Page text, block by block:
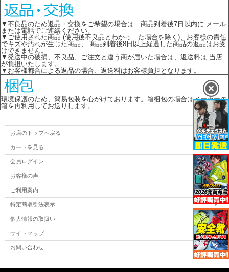
▼不良品のため返品・交換をご希望の場合は 商品到着後7日以内に メール
または電話でご連絡ください。
▼ご使用された商品 (使用後不良品とわかっ た場合を除く)、お客様の責任
でキズや汚れが生じた商品、 商品到着後8日以上経過した商品の返品はお受
けできません。
▼発送中の破損、不良品、ご注文と違う商が届いた場合は、返送料は 当店
が負担いたします。
▼お客様都合による返品の場合、返送料はお客様負担となります。
環境保護のため、簡易包装を心がけております。箱梱包の場合はメーカーの
箱を再利用してお送りします。
お店のトップへ戻る
カートを見る
会員ログイン
お客様の声
ご利用案内
特定商取引法表示
個人情報の取扱い
サイトマップ
お問い合わせ